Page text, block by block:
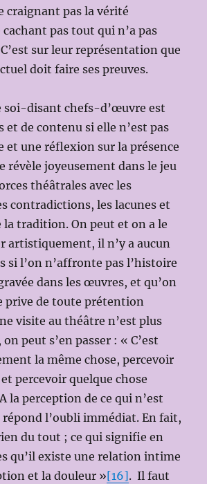
craignant pas la vérité
pas tout qui n’a pas
C’est sur leur représentation que
doit faire ses preuves.
soi-disant chefs-d’œuvre est
et de contenu si elle n’est pas
et une réflexion sur la présence
révèle joyeusement dans le jeu
théâtrales avec les
contradictions, les lacunes et
la tradition. On peut et on a le
artistiquement, il n’y a aucun
si l’on n’affronte pas l’histoire
dans les œuvres, et qu’on
prive de toute prétention
visite au théâtre n’est plus
peut s’en passer : « C’est
la même chose, percevoir
percevoir quelque chose
la perception de ce qui n’est
l’oubli immédiat. En fait,
du tout ; ce qui signifie en
qu’il existe une relation intime
et la douleur »[16]. Il faut